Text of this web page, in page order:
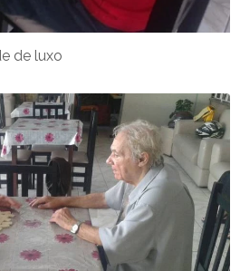
de luxo